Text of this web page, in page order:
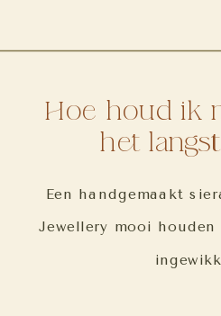
Een handgemaakt
Jewellery mooi
Hoe houd ik
het